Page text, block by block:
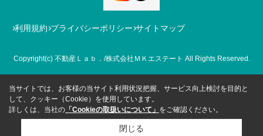
利用規約 プライバシーポリシー サイトマップ
Copyright(c) 不動産Ｌａｂ．/株式会社ＭＫエステート All Rights Reserved.
当サイトでは、お客様の当サイト利用状況把握、サービス向上検討を目的と
して、クッキー（Cookie）を使用しています。
詳しくは、当社の 「Cookieの取扱いについて」 をご確認ください。
閉じる